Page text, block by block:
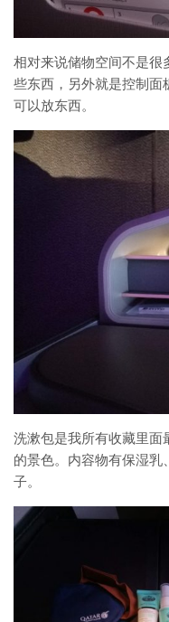
相对来说储物空间不是很
些东西，另外就是控制面
可以放东西。
洗漱包是我所有收藏里面
的景色。内容物有保湿
子。